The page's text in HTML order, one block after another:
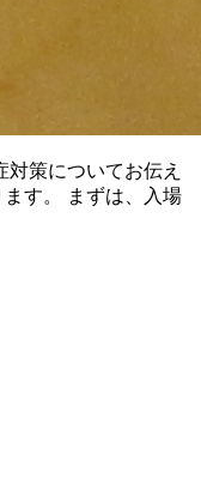
策についてお伝え
す。 まずは、入場